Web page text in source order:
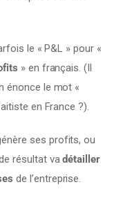
le « P&L » pour «
» en français. (Il
énonce le mot «
en France ?).
ses profits, ou
résultat va détailler
de l’entreprise.